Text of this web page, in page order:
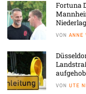
Fortuna
VON ANNE
VON UTE